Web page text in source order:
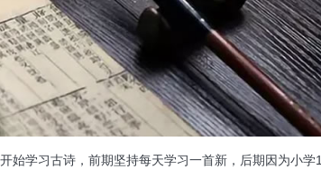
始学习古诗，前期坚持每天学习一首新，后期因为小学1